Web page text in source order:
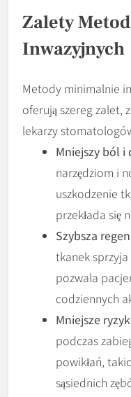
Zalety
Inwazyjnych
Metody minimalnie
oferują szereg zalet,
lekarzy
Mniejszy ból
narzędziom i
uszkodzenie
przekłada się
Szybsza
tkanek
pozwala
codziennych
Mniejsze
podczas
powikłań,
sąsiednich